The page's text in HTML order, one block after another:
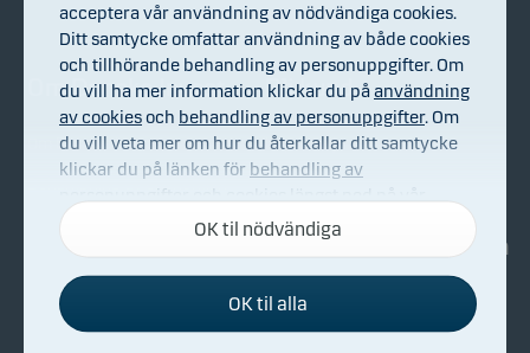
Om Danske Invest
Om Danske Invest
Bekämpning av ekonomisk
brottslighet
Bli kund
Köp & sälj
Investerarinformation
Nyhetsarkiv
acceptera vår användning av nödvändiga cookies.
Ditt samtycke omfattar användning av både cookies
och tillhörande behandling av personuppgifter. Om
du vill ha mer information klickar du påanvändning
av cookiesoch behandling av personuppgifter. Om
du vill veta mer om hur du återkallar ditt samtycke
klickar du på länken för behandling av
webbplats.
Nödvändiga cookies
Nödvändiga cookies hjälper till att få vår webbplats
OK til nödvändiga
OK til alla